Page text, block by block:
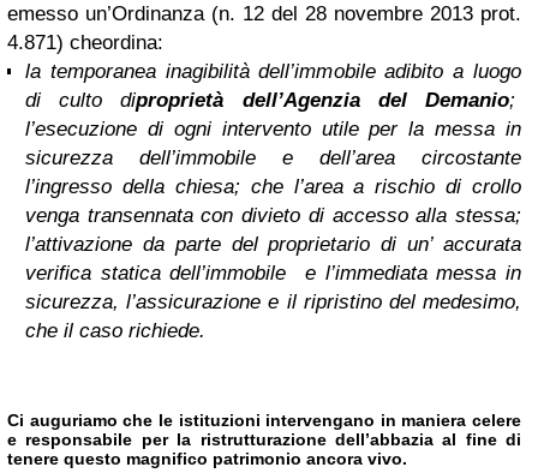
emesso un’Ordinanza (n. 12 del 28 novembre 2013 prot.
4.871) cheordina:
la temporanea inagibilità dell’immobile adibito a luogo
di culto diproprietà dell’Agenzia del Demanio;
l’esecuzione di ogni intervento utile per la messa in
sicurezza dell’immobile e dell’area circostante
l’ingresso della chiesa; che l’area a rischio di crollo
venga transennata con divieto di accesso alla stessa;
l’attivazione da parte del proprietario di un’ accurata
verifica statica dell’immobile e l’immediata messa in
sicurezza, l’assicurazione e il ripristino del medesimo,
che il caso richiede.
Ci auguriamo che le istituzioni intervengano in maniera celere
e responsabile per la ristrutturazione dell’abbazia al fine di
tenere questo magnifico patrimonio ancora vivo.